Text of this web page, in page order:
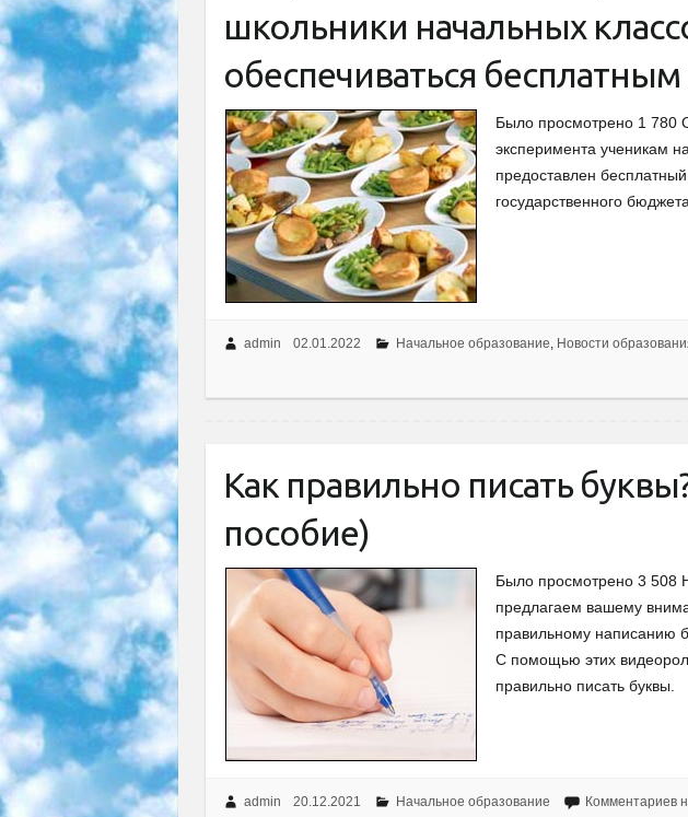
школьники начальных
обеспечиваться
Было просмотрено 1 780
эксперимента ученикам
предоставлен
государственного бюджета.
admin 02.01.2022 Начальное образование, Новости
Как правильно писать
пособие)
Было просмотрено 3 508
предлагаем вашему
правильному написанию
С помощью этих
правильно писать буквы.
admin 20.12.2021 Начальное образование Комментариев